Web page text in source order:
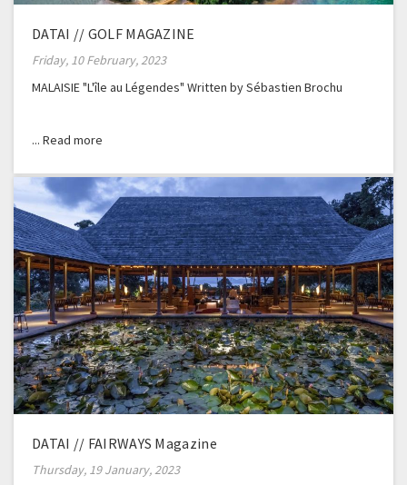
DATAI // GOLF MAGAZINE
Friday, 10 February, 2023
MALAISIE "L'île au Légendes" Written by Sébastien Brochu
DATAI // FAIRWAYS Magazine
Thursday, 19 January, 2023